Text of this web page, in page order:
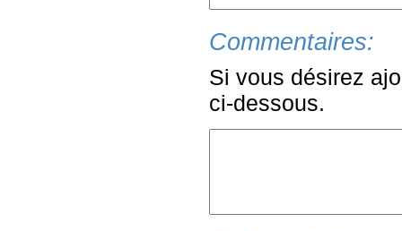
Commentaires:
Si vous désirez
ci-dessous.